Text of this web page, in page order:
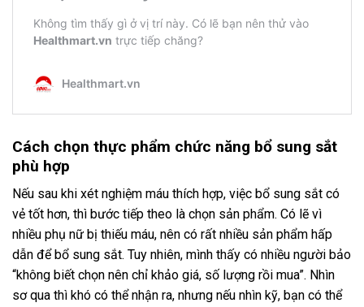
Cách chọn thực phẩm chức năng bổ sung sắt
phù hợp
Nếu sau khi xét nghiệm máu thích hợp, việc bổ sung sắt có
vẻ tốt hơn, thì bước tiếp theo là chọn sản phẩm. Có lẽ vì
nhiều phụ nữ bị thiếu máu, nên có rất nhiều sản phẩm hấp
dẫn để bổ sung sắt. Tuy nhiên, mình thấy có nhiều người bảo
“không biết chọn nên chỉ khảo giá, số lượng rồi mua”. Nhìn
sơ qua thì khó có thể nhận ra, nhưng nếu nhìn kỹ, bạn có thể